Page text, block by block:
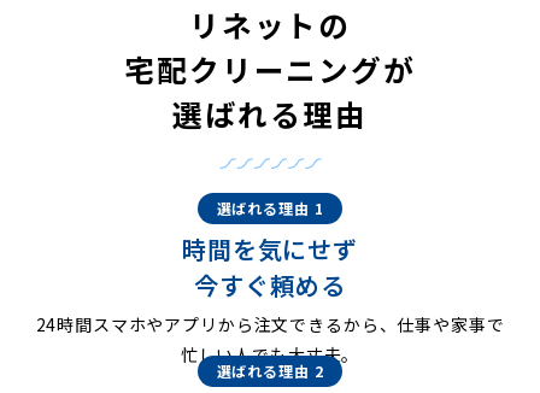
リネットの
宅配クリーニングが
選ばれる理由
選ばれる理由 1
時間を気にせず
今すぐ頼める
24時間スマホやアプリから注文できるから、仕事や家事で
忙しい人でも大丈夫。
選ばれる理由 2